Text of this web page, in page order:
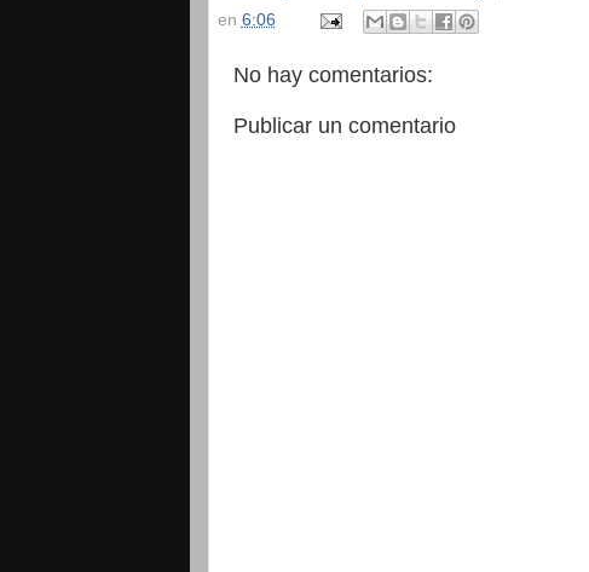
en 6:06
No hay comentarios:
Publicar un comentario